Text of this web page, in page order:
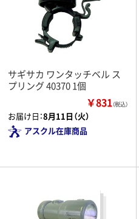
サギサカ ワンタッチベル ス
プリング 40370 1個
￥831（税込）
お届け日：8月11日（火）
アスクル在庫商品